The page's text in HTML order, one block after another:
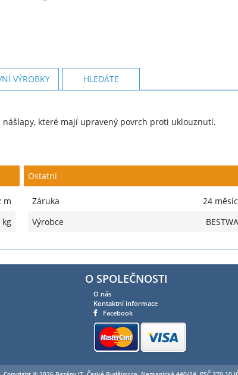
VÝROBKY HLEDÁTE
které mají upravený povrch proti uklouznutí.
m
kg
Ostatní
Záruka
24
Výrobce
O SPOLEČNOSTI
O nás
Kontaktní informace
Facebook